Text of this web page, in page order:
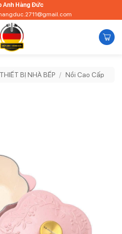
Anh Hàng Đức
THIẾT BỊ NHÀ BẾP / Nồi Cao Cấp